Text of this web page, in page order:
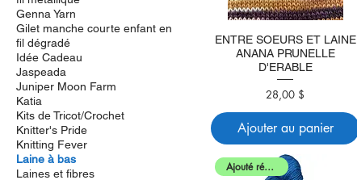
Genna Yarn
Gilet manche courte enfant en
fil dégradé
Idée Cadeau
Jaspeada
Juniper Moon Farm
Katia
Kits de Tricot/Crochet
Knitter's Pride
Knitting Fever
Laine à bas
Laines et fibres
ENTRE SOEURS ET LAINE
ANANA PRUNELLE
D'ERABLE
Prix
28,00 $
Ajouter au panier
Ajouté récemment